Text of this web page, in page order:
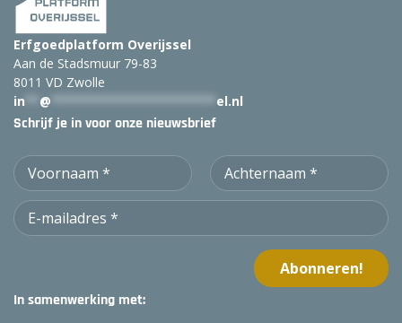
Erfgoedplatform Overijssel
Aan de Stadsmuur 79-83
8011 VD Zwolle
in
@ el.nl
Schrijf je in voor onze nieuwsbrief
In samenwerking met: